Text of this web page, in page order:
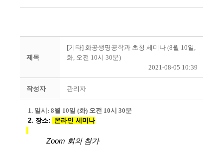
제목
[기타] 화공생명공학과 초청 세미나 (8월 10일,
화, 오전 10시 30분)
2021-08-05 10:39
작성자 관리자
1. 일시: 8월 10일 (화) 오전 10시 30분
2. 장소:
온라인 세미나
Zoom 회의 참가